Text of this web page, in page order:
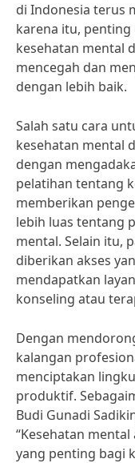
di Indonesia terus
karena itu,
kesehatan mental
mencegah dan
dengan lebih baik.
Salah satu cara
kesehatan mental
dengan
pelatihan tentang
memberikan
lebih luas tentang
mental. Selain itu,
diberikan akses
mendapatkan
konseling atau
Dengan
kalangan
menciptakan
produktif.
Budi Gunadi
“Kesehatan
yang penting bagi